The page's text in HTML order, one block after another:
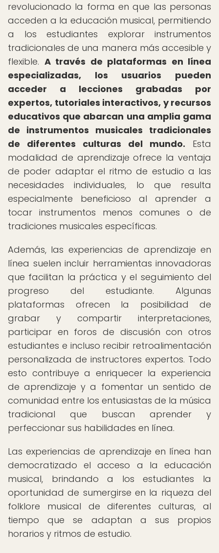
revolucionado la forma en que las personas
acceden a la educación musical, permitiendo
a los estudiantes explorar instrumentos
tradicionales de una manera más accesible y
flexible. A través de plataformas en línea
especializadas, los usuarios pueden
acceder a lecciones grabadas por
expertos, tutoriales interactivos, y recursos
educativos que abarcan una amplia gama
de instrumentos musicales tradicionales
de diferentes culturas del mundo. Esta
modalidad de aprendizaje ofrece la ventaja
de poder adaptar el ritmo de estudio a las
necesidades individuales, lo que resulta
especialmente beneficioso al aprender a
tocar instrumentos menos comunes o de
tradiciones musicales específicas.
Además, las experiencias de aprendizaje en
línea suelen incluir herramientas innovadoras
que facilitan la práctica y el seguimiento del
progreso del estudiante. Algunas
plataformas ofrecen la posibilidad de
grabar y compartir interpretaciones,
participar en foros de discusión con otros
estudiantes e incluso recibir retroalimentación
personalizada de instructores expertos. Todo
esto contribuye a enriquecer la experiencia
de aprendizaje y a fomentar un sentido de
comunidad entre los entusiastas de la música
tradicional que buscan aprender y
perfeccionar sus habilidades en línea.
Las experiencias de aprendizaje en línea han
democratizado el acceso a la educación
musical, brindando a los estudiantes la
oportunidad de sumergirse en la riqueza del
folklore musical de diferentes culturas, al
tiempo que se adaptan a sus propios
horarios y ritmos de estudio.